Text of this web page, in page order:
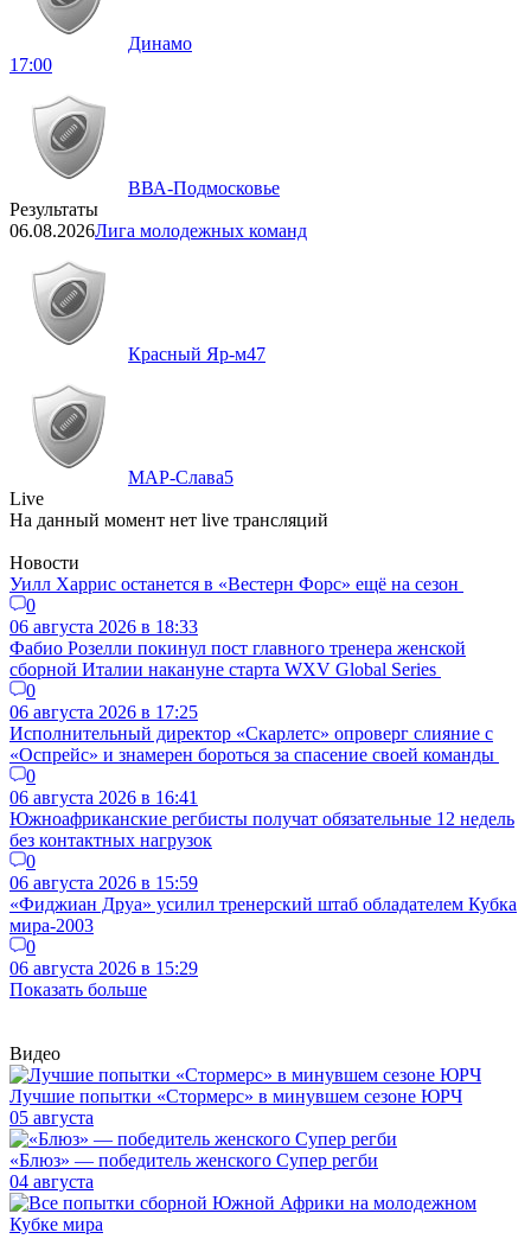
Динамо
17:00
ВВА-Подмосковье
Результаты
06.08.2026Лига молодежных команд
Красный Яр-м47
МАР-Слава5
Live
На данный момент нет live трансляций
Новости
Уилл Харрис останется в «Вестерн Форс» ещё на сезон
0
06 августа 2026 в 18:33
Фабио Розелли покинул пост главного тренера женской
сборной Италии накануне старта WXV Global Series
0
06 августа 2026 в 17:25
Исполнительный директор «Скарлетс» опроверг слияние с
«Оспрейс» и знамерен бороться за спасение своей команды
0
06 августа 2026 в 16:41
Южноафриканские регбисты получат обязательные 12 недель
без контактных нагрузок
0
06 августа 2026 в 15:59
«Фиджиан Друа» усилил тренерский штаб обладателем Кубка
мира-2003
0
06 августа 2026 в 15:29
Показать больше
Видео
Лучшие попытки «Стормерс» в минувшем сезоне ЮРЧ
05 августа
«Блюз» — победитель женского Супер регби
04 августа